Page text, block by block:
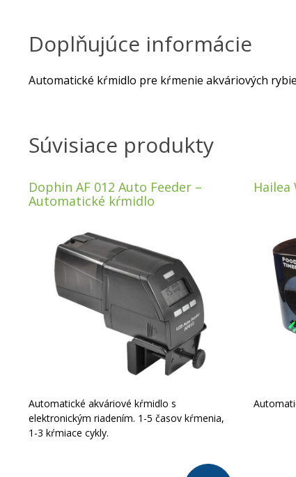
Doplňujúce informácie
Automatické kŕmidlo pre kŕmenie akváriových
Súvisiace produkty
Dophin AF 012 Auto Feeder –
Automatické kŕmidlo
Automatické akváriové kŕmidlo s
elektronickým riadením. 1-5 časov kŕmenia,
1-3 kŕmiace cykly.
Hailea